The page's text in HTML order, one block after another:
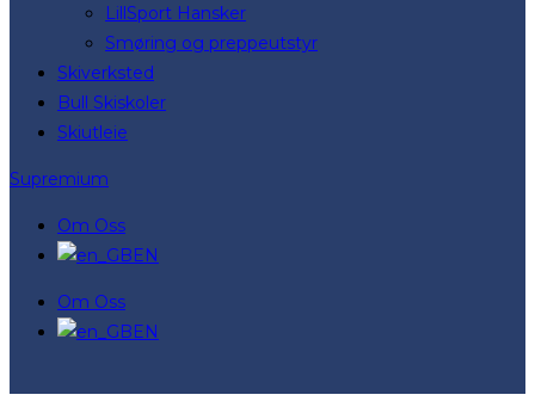
LillSport Hansker
Smøring og preppeutstyr
Skiverksted
Bull Skiskoler
Skiutleie
Supremium
Om Oss
EN
Om Oss
EN